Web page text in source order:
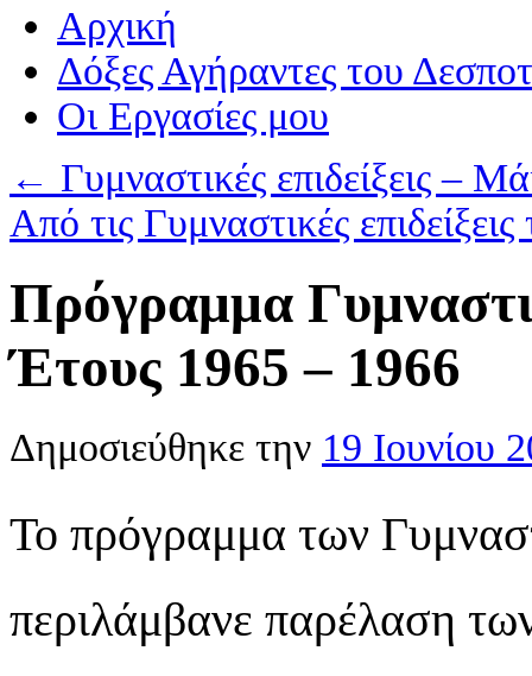
Αρχική
Δόξες Αγήραντες του
Οι Eργασίες μου
← Γυμναστικές επιδείξεις –
Από τις Γυμναστικές
Πρόγραμμα
Έτους 1965 – 1966
Δημοσιεύθηκε την 19 Ιουνίου
Το πρόγραμμα των
περιλάμβανε παρέλαση